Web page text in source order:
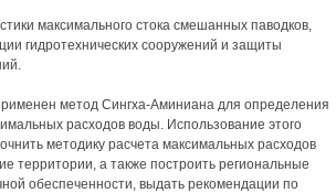
максимального стока смешанных паводков,
гидротехнических сооружений и защиты
метод Сингха-Аминиана для определения
расходов воды. Использование этого
методику расчета максимальных расходов
территории, а также построить региональные
обеспеченности, выдать рекомендации по